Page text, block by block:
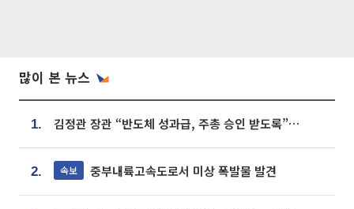
많이 본 뉴스
1. 김정관 장관 “반도체 성과급, 주총 승인 받도록”…상법·자본시장법 개정 시사
2. 속보 중부내륙고속도로서 미상 폭발물 발견